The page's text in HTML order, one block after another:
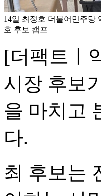
14일 최정호 더불어민주당
호 후보 캠프
[더팩트ㅣ
시장 후보
을 마치고
다.
최 후보는